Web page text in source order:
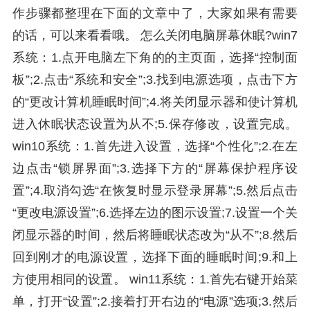
作步骤都整理在下面的文章中了，大家如果有需要
的话，可以来看看哦。 怎么关闭电脑屏幕休眠?win7
系统：1.点开电脑左下角的的主页面，选择“控制面
板”;2.点击“系统和安全”;3.找到电源选项，点击下方
的“更改计算机睡眠时间”;4.将关闭显示器和使计算机
进入休眠状态设置为从不;5.保存修改，设置完成。
win10系统：1.首先进入设置，选择“个性化”;2.在左
边点击“锁屏界面”;3.选择下方的“屏幕保护程序设
置”;4.取消勾选“在恢复时显示登录屏幕”;5.然后点击
“更改电源设置”;6.选择左边的图示设置;7.设置一个关
闭显示器的时间，然后将睡眠状态改为“从不”;8.然后
回到刚才的电源设置，选择下面的睡眠时间;9.和上
方使用相同的设置。 win11系统：1.首先右键开始菜
单，打开“设置”;2.接着打开右边的“电源”选项;3.然后